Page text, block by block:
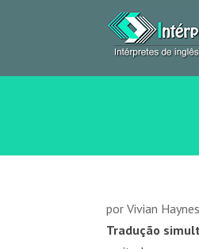
porVivian Haynes
Tradução